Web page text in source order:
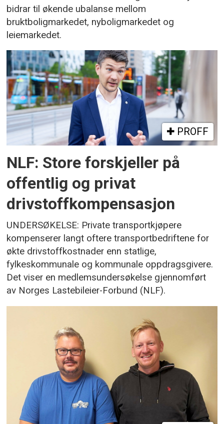
bidrar til økende ubalanse mellom
bruktboligmarkedet, nyboligmarkedet og
leiemarkedet.
PROFF
NLF: Store forskjeller på
offentlig og privat
drivstoffkompensasjon
UNDERSØKELSE: Private transportkjøpere
kompenserer langt oftere transportbedriftene for
økte drivstoffkostnader enn statlige,
fylkeskommunale og kommunale oppdragsgivere.
Det viser en medlemsundersøkelse gjennomført
av Norges Lastebileier-Forbund (NLF).